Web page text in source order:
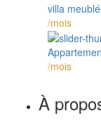
villa
/mois
/mois
À